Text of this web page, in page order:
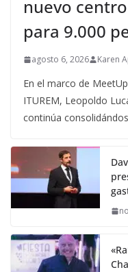
nuevo
para 9.000
agosto 6, 2026 Karen
En el marco de
ITUREM, Leopoldo
continúa